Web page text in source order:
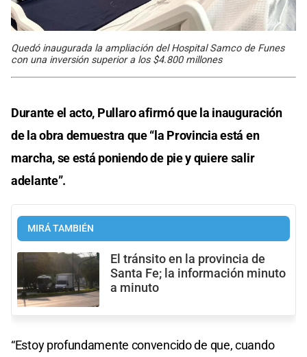
Quedó inaugurada la ampliación del Hospital Samco de Funes
con una inversión superior a los $4.800 millones
Durante el acto, Pullaro afirmó que la inauguración
de la obra demuestra que “la Provincia está en
marcha, se está poniendo de pie y quiere salir
adelante”.
MIRÁ TAMBIÉN
El tránsito en la provincia de
Santa Fe; la información minuto
a minuto
“Estoy profundamente convencido de que, cuando